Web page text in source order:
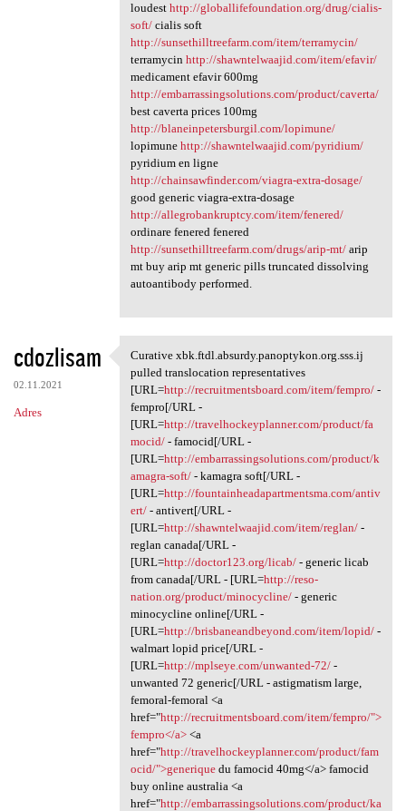
loudest http://globallifefoundation.org/drug/cialis-
soft/cialis soft
http://sunsethilltreefarm.com/item/terramycin/
terramycin http://shawntelwaajid.com/item/efavir/
medicament efavir 600mg
http://embarrassingsolutions.com/product/caverta/
best caverta prices 100mg
http://blaneinpetersburgil.com/lopimune/
lopimune http://shawntelwaajid.com/pyridium/
pyridium en ligne
http://chainsawfinder.com/viagra-extra-dosage/
good generic viagra-extra-dosage
http://allegrobankruptcy.com/item/fenered/
ordinare fenered fenered
http://sunsethilltreefarm.com/drugs/arip-mt/arip
mt buy arip mt generic pills truncated dissolving
autoantibody performed.
cdozlisam
02.11.2021
Adres
Curative xbk.ftdl.absurdy
Curative xbk.ftdl.absurdy.panoptykon.org.sss.ij
pulled translocation representatives
[URL=http://recruitmentsboard.com/item/fempro/-
fempro[/URL -
[URL=http://travelhockeyplanner.com/product/fa
mocid/- famocid[/URL -
[URL=http://embarrassingsolutions.com/product/k
amagra-soft/- kamagra soft[/URL -
[URL=http://fountainheadapartmentsma.com/antiv
ert/- antivert[/URL -
[URL=http://shawntelwaajid.com/item/reglan/-
reglan canada[/URL -
[URL=http://doctor123.org/licab/- generic licab
from canada[/URL - [URL=http://reso-
nation.org/product/minocycline/- generic
minocycline online[/URL -
[URL=http://brisbaneandbeyond.com/item/lopid/-
walmart lopid price[/URL -
[URL=http://mplseye.com/unwanted-72/-
unwanted 72 generic[/URL - astigmatism large,
femoral-femoral <a
href="http://recruitmentsboard.com/item/fempro/">
fempro</a><a
href="http://travelhockeyplanner.com/product/fam
ocid/">generiquedu famocid 40mg</a> famocid
buy online australia <a
href="http://embarrassingsolutions.com/product/ka